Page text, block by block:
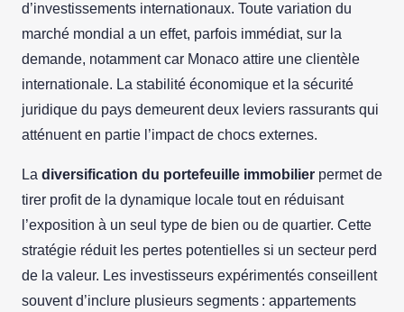
d’investissements internationaux. Toute variation du
marché mondial a un effet, parfois immédiat, sur la
demande, notamment car Monaco attire une clientèle
internationale. La stabilité économique et la sécurité
juridique du pays demeurent deux leviers rassurants qui
atténuent en partie l’impact de chocs externes.
La diversification du portefeuille immobilier permet de
tirer profit de la dynamique locale tout en réduisant
l’exposition à un seul type de bien ou de quartier. Cette
stratégie réduit les pertes potentielles si un secteur perd
de la valeur. Les investisseurs expérimentés conseillent
souvent d’inclure plusieurs segments : appartements